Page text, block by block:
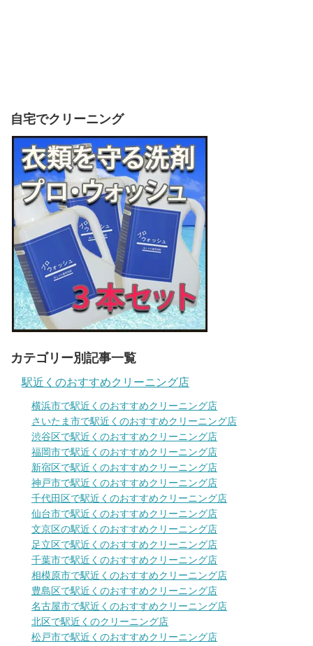
自宅でクリーニング
カテゴリー別記事一覧
駅近くのおすすめクリーニング店
横浜市で駅近くのおすすめクリーニング店
さいたま市で駅近くのおすすめクリーニング店
渋谷区で駅近くのおすすめクリーニング店
福岡市で駅近くのおすすめクリーニング店
新宿区で駅近くのおすすめクリーニング店
神戸市で駅近くのおすすめクリーニング店
千代田区で駅近くのおすすめクリーニング店
仙台市で駅近くのおすすめクリーニング店
文京区の駅近くのおすすめクリーニング店
足立区で駅近くのおすすめクリーニング店
千葉市で駅近くのおすすめクリーニング店
相模原市で駅近くのおすすめクリーニング店
豊島区で駅近くのおすすめクリーニング店
名古屋市で駅近くのおすすめクリーニング店
北区で駅近くのクリーニング店
松戸市で駅近くのおすすめクリーニング店